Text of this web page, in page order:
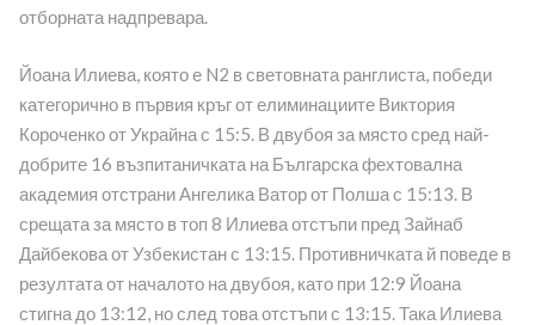
отборната надпревара.
Йоана Илиева, която е N2 в световната ранглиста, победи
категорично в първия кръг от елиминациите Виктория
Короченко от Украйна с 15:5. В двубоя за място сред най-
добрите 16 възпитаничката на Българска фехтовална
академия отстрани Ангелика Ватор от Полша с 15:13. В
срещата за място в топ 8 Илиева отстъпи пред Зайнаб
Дайбекова от Узбекистан с 13:15. Противничката й поведе в
резултата от началото на двубоя, като при 12:9 Йоана
стигна до 13:12, но след това отстъпи с 13:15. Така Илиева